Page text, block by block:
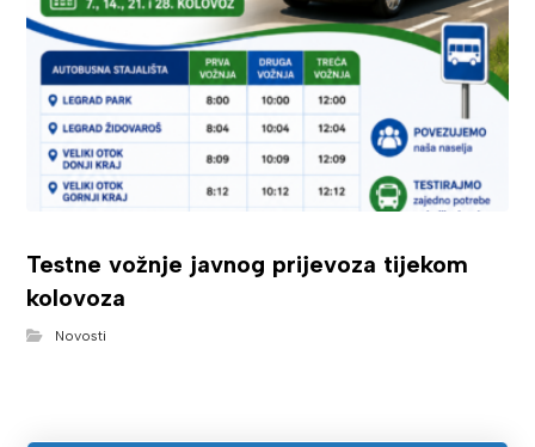
Testne vožnje javnog prijevoza tijekom
kolovoza
Novosti